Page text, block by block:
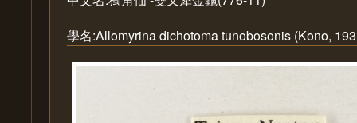
學名:Allomyrina dichotoma tunobosonis (Kono,